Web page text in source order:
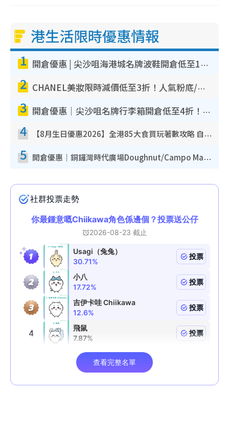
港生活限時優惠情報
1 開倉優惠 | 尖沙咀海港城名牌波鞋開倉低至1折！On鞋$899起／Joy&Peace鞋履$98起
2 CHANEL美妝限時減價低至3折！人氣粉底/唇膏/精華液低至$275！COCO香水都有平
3 開倉優惠｜尖沙咀名牌行李箱開倉低至4折！一連5日 American Tourister/ace./Hallmark $200起！
4 【8月生日優惠2026】全港85大食買玩著數攻略 自助餐/火鍋放題同行免費＋誠品/DONKI送現金券
5 開倉優惠｜銅鑼灣時代廣場Doughnut/Campo Marzio開倉低至1折！背囊、書包、手袋劈價$200起